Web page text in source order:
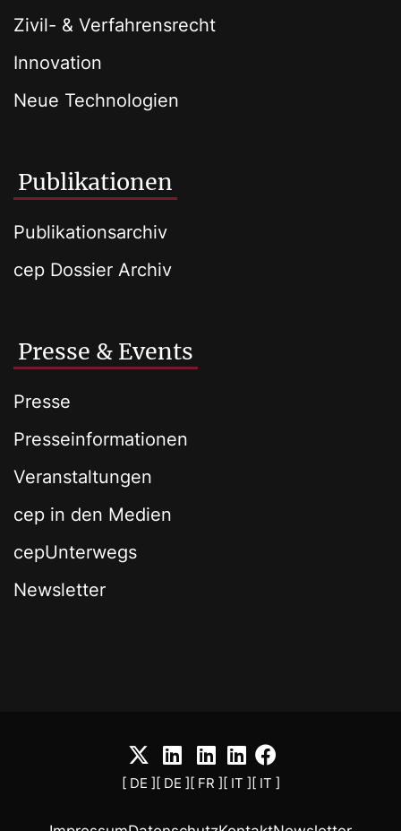
Zivil- & Verfahrensrecht
Innovation
Neue Technologien
Publikationen
Publikationsarchiv
cep Dossier Archiv
Presse & Events
Presse
Presseinformationen
Veranstaltungen
cep in den Medien
cepUnterwegs
Newsletter
[ DE ][ DE ][ FR ][ IT ][ IT ]